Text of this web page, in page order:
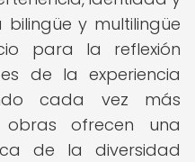
y multilingüe
para la reflexión
de la experiencia
cada vez más
obras ofrecen una
de la diversidad